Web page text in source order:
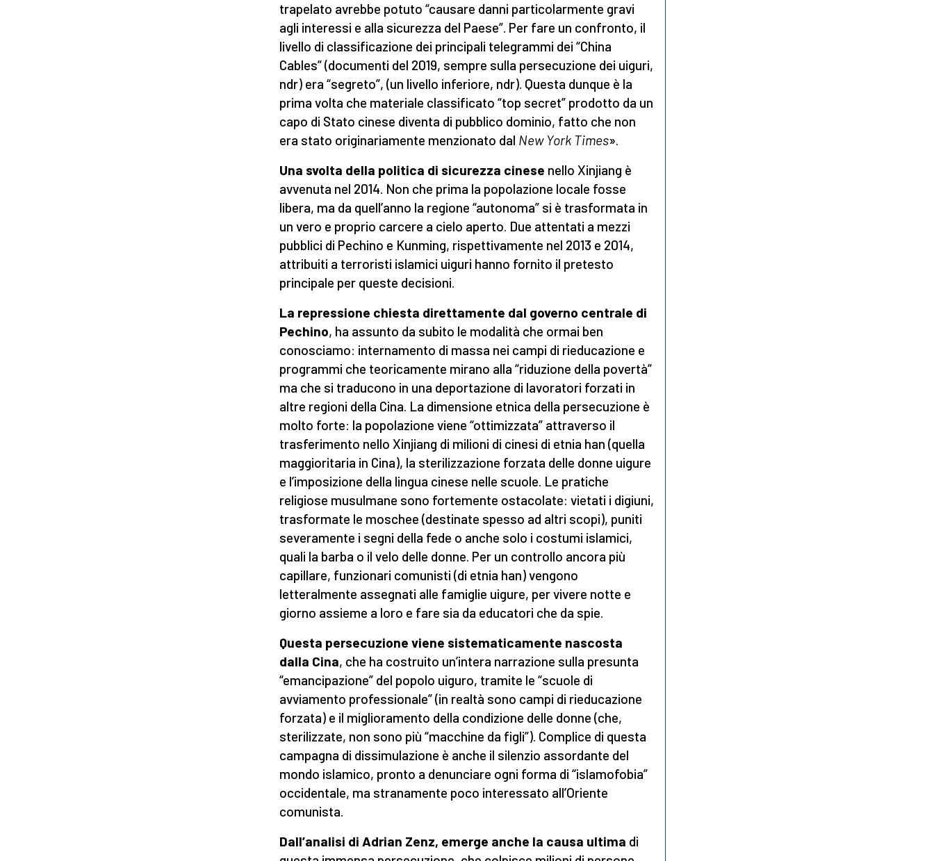
trapelato avrebbe potuto “causare danni particolarmente gravi
agli interessi e alla sicurezza del Paese”. Per fare un confronto, il
livello di classificazione dei principali telegrammi dei “China
Cables” (documenti del 2019, sempre sulla persecuzione dei uiguri,
ndr) era “segreto”, (un livello inferiore, ndr). Questa dunque è la
prima volta che materiale classificato “top secret” prodotto da un
capo di Stato cinese diventa di pubblico dominio, fatto che non
era stato originariamente menzionato dal New York Times».
Una svolta della politica di sicurezza cinese nello Xinjiang è
avvenuta nel 2014. Non che prima la popolazione locale fosse
libera, ma da quell’anno la regione “autonoma” si è trasformata in
un vero e proprio carcere a cielo aperto. Due attentati a mezzi
pubblici di Pechino e Kunming, rispettivamente nel 2013 e 2014,
attribuiti a terroristi islamici uiguri hanno fornito il pretesto
principale per queste decisioni.
La repressione chiesta direttamente dal governo centrale di
Pechino, ha assunto da subito le modalità che ormai ben
conosciamo: internamento di massa nei campi di rieducazione e
programmi che teoricamente mirano alla “riduzione della povertà”
ma che si traducono in una deportazione di lavoratori forzati in
altre regioni della Cina. La dimensione etnica della persecuzione è
molto forte: la popolazione viene “ottimizzata” attraverso il
trasferimento nello Xinjiang di milioni di cinesi di etnia han (quella
maggioritaria in Cina), la sterilizzazione forzata delle donne uigure
e l’imposizione della lingua cinese nelle scuole. Le pratiche
religiose musulmane sono fortemente ostacolate: vietati i digiuni,
trasformate le moschee (destinate spesso ad altri scopi), puniti
severamente i segni della fede o anche solo i costumi islamici,
quali la barba o il velo delle donne. Per un controllo ancora più
capillare, funzionari comunisti (di etnia han) vengono
letteralmente assegnati alle famiglie uigure, per vivere notte e
giorno assieme a loro e fare sia da educatori che da spie.
Questa persecuzione viene sistematicamente nascosta
dalla Cina, che ha costruito un’intera narrazione sulla presunta
“emancipazione” del popolo uiguro, tramite le “scuole di
avviamento professionale” (in realtà sono campi di rieducazione
forzata) e il miglioramento della condizione delle donne (che,
sterilizzate, non sono più “macchine da figli”). Complice di questa
campagna di dissimulazione è anche il silenzio assordante del
mondo islamico, pronto a denunciare ogni forma di “islamofobia”
occidentale, ma stranamente poco interessato all’Oriente
comunista.
Dall’analisi di Adrian Zenz, emerge anche la causa ultima di